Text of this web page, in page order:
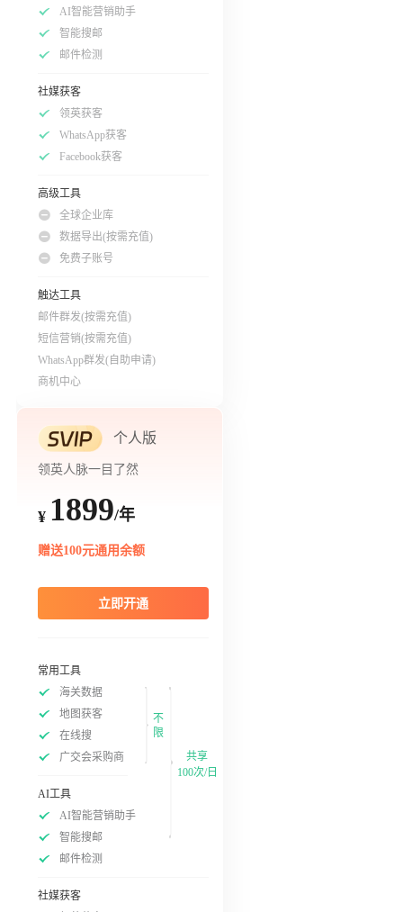
AI智能营销助手
智能搜邮
邮件检测
社媒获客
领英获客
WhatsApp获客
Facebook获客
高级工具
全球企业库
数据导出(按需充值)
免费子账号
触达工具
邮件群发(按需充值)
短信营销(按需充值)
WhatsApp群发(自助申请)
商机中心
个人版
领英人脉一目了然
¥ 1899/年
赠送100元通用余额
立即开通
常用工具
海关数据
地图获客
在线搜
广交会采购商
不
限
AI工具
AI智能营销助手
智能搜邮
邮件检测
社媒获客
共享
100次/日